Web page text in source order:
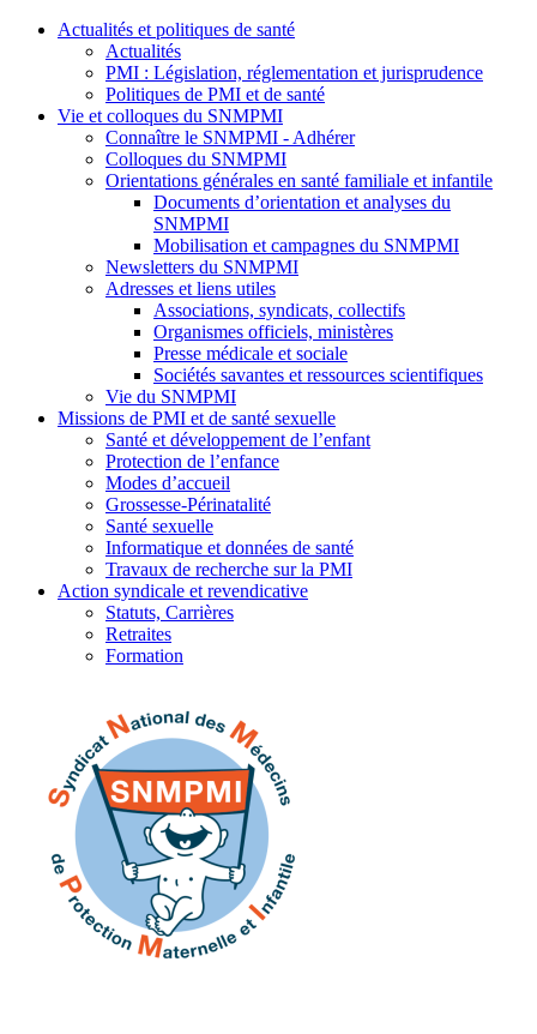
Actualités et politiques de santé
Actualités
PMI : Législation, réglementation et jurisprudence
Politiques de PMI et de santé
Vie et colloques du SNMPMI
Connaître le SNMPMI - Adhérer
Colloques du SNMPMI
Orientations générales en santé familiale et infantile
Documents d’orientation et analyses du
SNMPMI
Mobilisation et campagnes du SNMPMI
Newsletters du SNMPMI
Adresses et liens utiles
Associations, syndicats, collectifs
Organismes officiels, ministères
Presse médicale et sociale
Sociétés savantes et ressources scientifiques
Vie du SNMPMI
Missions de PMI et de santé sexuelle
Santé et développement de l’enfant
Protection de l’enfance
Modes d’accueil
Grossesse-Périnatalité
Santé sexuelle
Informatique et données de santé
Travaux de recherche sur la PMI
Action syndicale et revendicative
Statuts, Carrières
Retraites
Formation